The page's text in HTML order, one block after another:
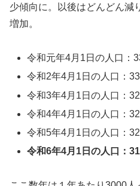
少傾向に。以後はどんどん減
増加。
令和元年4月1日の人口：
令和2年4月1日の人口：
令和3年4月1日の人口：
令和4年4月1日の人口：
令和5年4月1日の人口：
令和6年4月1日の人口：